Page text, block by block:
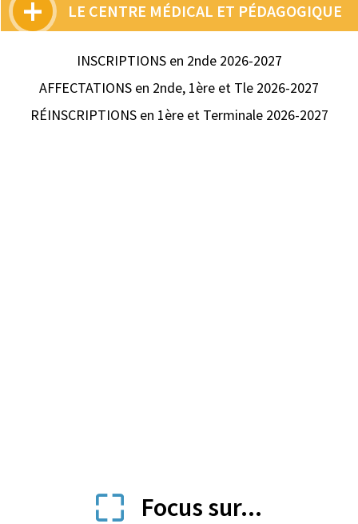
LE CENTRE MÉDICAL ET PÉDAGOGIQUE
INSCRIPTIONS en 2nde 2026-2027
AFFECTATIONS en 2nde, 1ère et Tle 2026-2027
RÉINSCRIPTIONS en 1ère et Terminale 2026-2027
Focus sur...